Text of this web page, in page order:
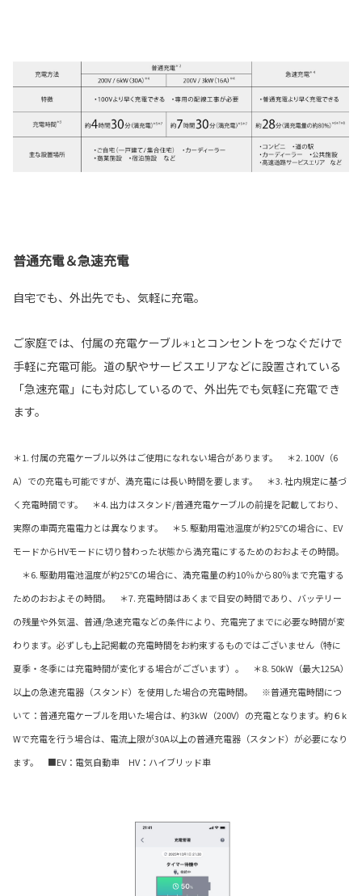
普通充電＆急速充電
自宅でも、外出先でも、気軽に充電。
ご家庭では、付属の充電ケーブル＊1とコンセントをつなぐだけで
手軽に充電可能。道の駅やサービスエリアなどに設置されている
「急速充電」にも対応しているので、外出先でも気軽に充電でき
ます。
＊1. 付属の充電ケーブル以外はご使用になれない場合があります。 ＊2. 100V（6
A）での充電も可能ですが、満充電には長い時間を要します。 ＊3. 社内規定に基づ
く充電時間です。 ＊4. 出力はスタンド/普通充電ケーブルの前提を記載しており、
実際の車両充電電力とは異なります。 ＊5. 駆動用電池温度が約25℃の場合に、EV
モードからHVモードに切り替わった状態から満充電にするためのおおよその時間。
＊6. 駆動用電池温度が約25℃の場合に、満充電量の約10％から80％まで充電する
ためのおおよその時間。 ＊7. 充電時間はあくまで目安の時間であり、バッテリー
の残量や外気温、普通/急速充電などの条件により、充電完了までに必要な時間が変
わります。必ずしも上記掲載の充電時間をお約束するものではございません（特に
夏季・冬季には充電時間が変化する場合がございます）。 ＊8. 50kW（最大125A）
以上の急速充電器（スタンド）を使用した場合の充電時間。 ※普通充電時間につ
いて：普通充電ケーブルを用いた場合は、約3kW（200V）の充電となります。約６k
Wで充電を行う場合は、電流上限が30A以上の普通充電器（スタンド）が必要になり
ます。 ■EV：電気自動車 HV：ハイブリッド車